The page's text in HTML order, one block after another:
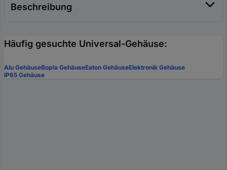
Beschreibung
Häufig gesuchte Universal-Gehäuse:
Alu GehäuseBopla GehäuseEaton GehäuseElektronik Gehäuse
IP65 Gehäuse